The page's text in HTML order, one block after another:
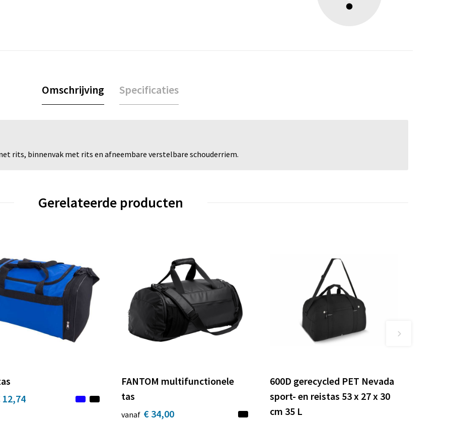
Omschrijving Specificaties
rits, binnenvak met rits en afneembare verstelbare schouderriem.
Gerelateerde producten
12,74
FANTOM multifunctionele
tas
vanaf € 34,00
600D gerecycled PET Nevada
sport- en reistas 53 x 27 x 30
cm 35 L